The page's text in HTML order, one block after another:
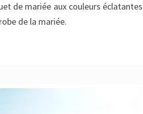
DE
de mariée aux couleurs
de la mariée.